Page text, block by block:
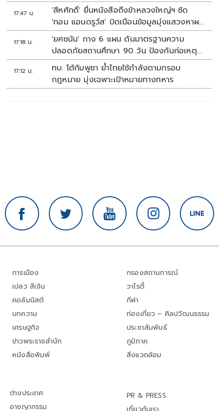
17:47 น.
'สีหศักดิ์' ยื่นหนังสือถึงข้าหลวงใหญ่ฯ ซัด
'ทอม แอนดรูว์ส' บิดเบือนข้อมูลมุ่งแสวงหาผล
ประโยชน์ทางการเมือง
17:18 น.
'ยศชนัน' กาง 6 แผน ดันมาตรฐานความ
ปลอดภัยสถานศึกษา 90 วัน ป้องกันก่อเหตุ
รุนแรง
17:12 น.
ทบ. โต้กัมพูชา ย้ำไทยใช้กำลังตามกรอบ
กฎหมาย มุ่งเฉพาะเป้าหมายทางทหาร
การเมือง
เปลว สีเงิน
คอลัมนิสต์
บทความ
เศรษฐกิจ
ข่าวพระราชสำนัก
หนังสือพิมพ์
กรองสถานการณ์
วาไรตี้
กีฬา
ท่องเที่ยว – ศิลปวัฒนธรรม
ประชาสัมพันธ์
ภูมิภาค
สิ่งแวดล้อม
ต่างประเทศ
อาชญากรรม
PR & PRESS